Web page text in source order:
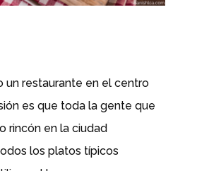
un restaurante en el centro
es que toda la gente que
rincón en la ciudad
los platos típicos